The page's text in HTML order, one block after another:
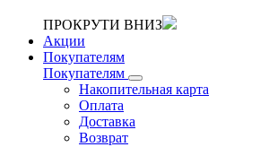
ПРОКРУТИ ВНИЗ
Акции
Покупателям
Покупателям
Накопительная карта
Оплата
Доставка
Возврат